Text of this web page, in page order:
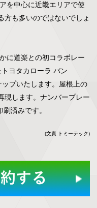
を中心に近畿エリアで使
方も多いのではないでしょ
に道楽との初コラボレー
ヨタカローラ バン
プいたします。屋根上の
現します。ナンバープレー
済みです。
(文責:トミーテック)